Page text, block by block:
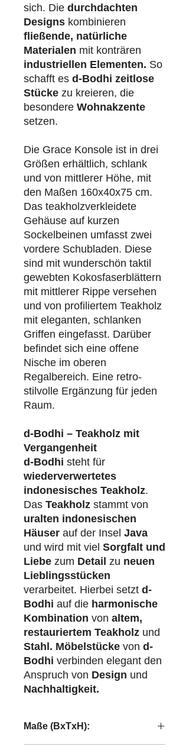
sich. Die durchdachten
Designs kombinieren
fließende, natürliche
Materialen mit konträren
industriellen Elementen. So
schafft es d-Bodhi zeitlose
Stücke zu kreieren, die
besondere Wohnakzente
setzen.
Die Grace Konsole ist in drei
Größen erhältlich, schlank
und von mittlerer Höhe, mit
den Maßen 160x40x75 cm.
Das teakholzverkleidete
Gehäuse auf kurzen
Sockelbeinen umfasst zwei
vordere Schubladen. Diese
sind mit wunderschön taktil
gewebten Kokosfaserblättern
mit mittlerer Rippe versehen
und von profiliertem Teakholz
mit eleganten, schlanken
Griffen eingefasst. Darüber
befindet sich eine offene
Nische im oberen
Regalbereich. Eine retro-
stilvolle Ergänzung für jeden
Raum.
d-Bodhi – Teakholz mit
Vergangenheit
d-Bodhi steht für
wiederverwertetes
indonesisches Teakholz.
Das Teakholz stammt von
uralten indonesischen
Häuser auf der Insel Java
und wird mit viel Sorgfalt und
Liebe zum Detail zu neuen
Lieblingsstücken
verarbeitet. Hierbei setzt d-
Bodhi auf die harmonische
Kombination von altem,
restauriertem Teakholz und
Stahl. Möbelstücke von d-
Bodhi verbinden elegant den
Anspruch von Design und
Nachhaltigkeit.
Maße (BxTxH):